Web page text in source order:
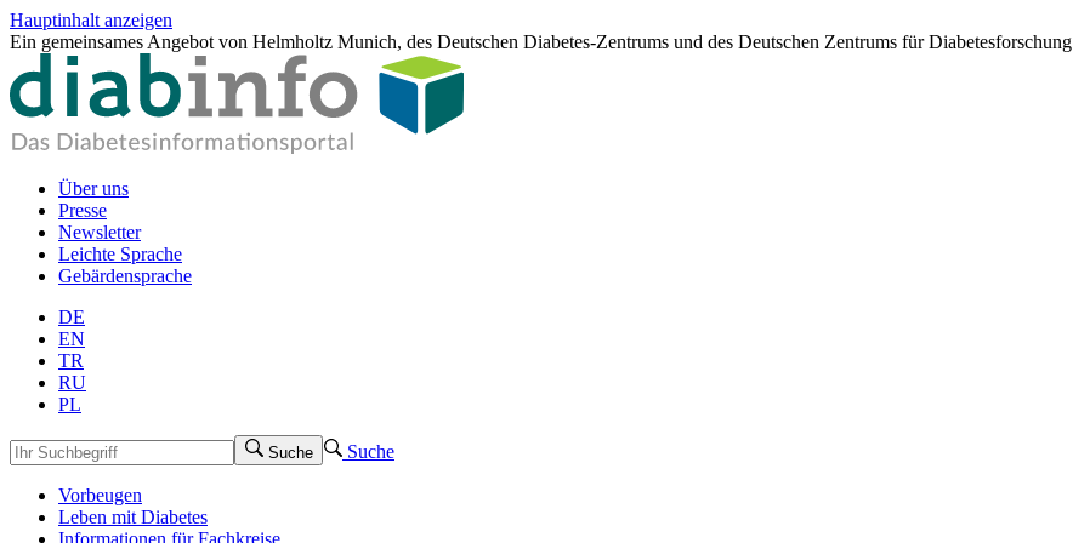
Hauptinhalt anzeigen
Ein gemeinsames Angebot von Helmholtz Munich, des Deutschen Diabetes-Zentrums und des Deutschen Zentrums für Diabetesforschung
Über uns
Presse
Newsletter
Leichte Sprache
Gebärdensprache
DE
EN
TR
RU
PL
Suche Suche
Vorbeugen
Leben mit Diabetes
Informationen für Fachkreise